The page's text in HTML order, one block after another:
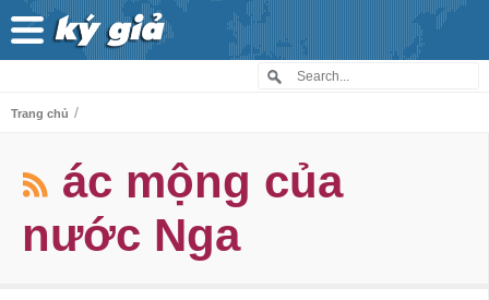
Trang chủ /
ác mộng của
nước Nga